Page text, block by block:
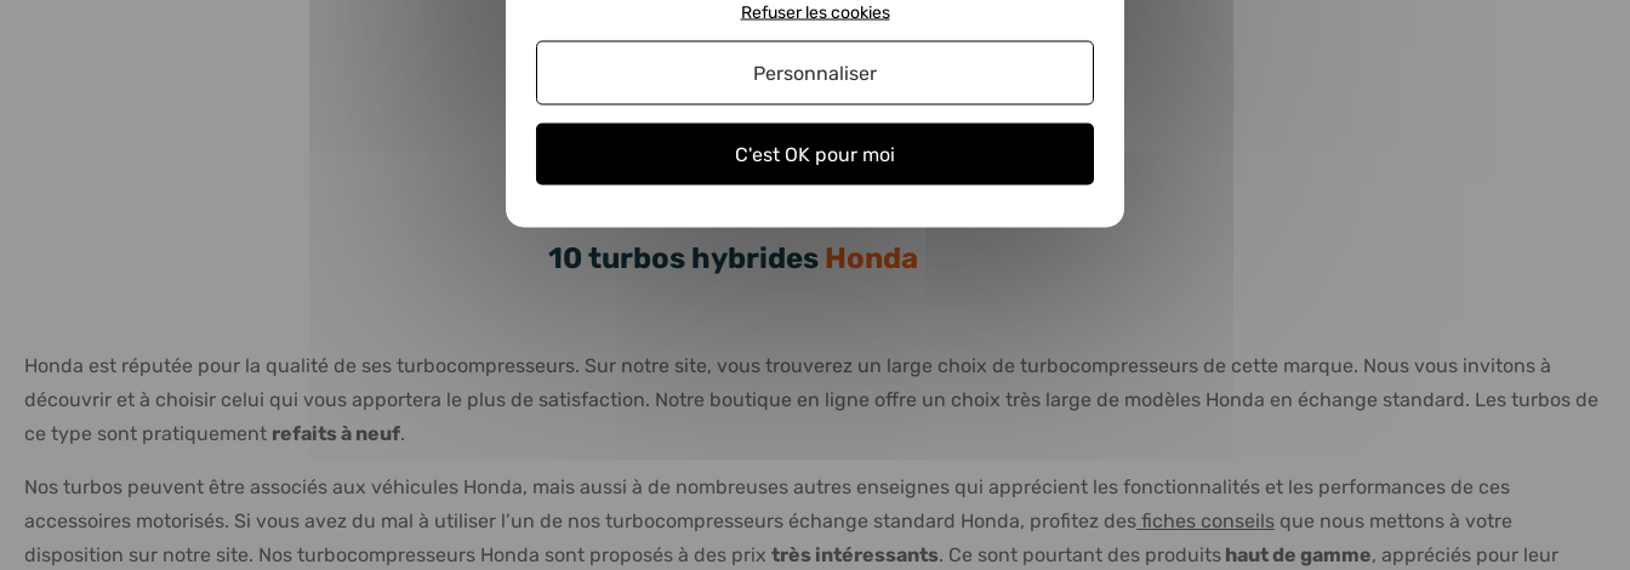
Turbo hybride GARRETT en
échange standard - 2.2 CDTI 140cv
464,75 €HT
557,70 €TTC
10 turbos hybrides Honda
Honda est réputée pour la qualité de ses turbocompresseurs. Sur notre site, vous trouverez un large choix de turbocompresseurs de cette marque. Nous vous invitons à
découvrir et à choisir celui qui vous apportera le plus de satisfaction. Notre boutique en ligne offre un choix très large de modèles Honda en échange standard. Les turbos de
ce type sont pratiquement refaits à neuf.
Nos turbos peuvent être associés aux véhicules Honda, mais aussi à de nombreuses autres enseignes qui apprécient les fonctionnalités et les performances de ces
accessoires motorisés. Si vous avez du mal à utiliser l’un de nos turbocompresseurs échange standard Honda, profitez des fiches conseils que nous mettons à votre
disposition sur notre site. Nos turbocompresseurs Honda sont proposés à des prix très intéressants. Ce sont pourtant des produits haut de gamme, appréciés pour leur
C'est OK pour moi
Refuser les cookies
Personnaliser